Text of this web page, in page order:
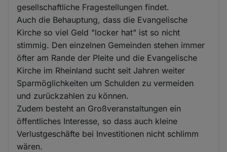
gesellschaftliche Fragestellungen findet.
Auch die Behauptung, dass die Evangelische
Kirche so viel Geld "locker hat" ist so nicht
stimmig. Den einzelnen Gemeinden stehen immer
öfter am Rande der Pleite und die Evangelische
Kirche im Rheinland sucht seit Jahren weiter
Sparmöglichkeiten um Schulden zu vermeiden
und zurückzahlen zu können.
Zudem besteht an Großveranstaltungen ein
öffentliches Interesse, so dass auch kleine
Verlustgeschäfte bei Investitionen nicht schlimm
wären.